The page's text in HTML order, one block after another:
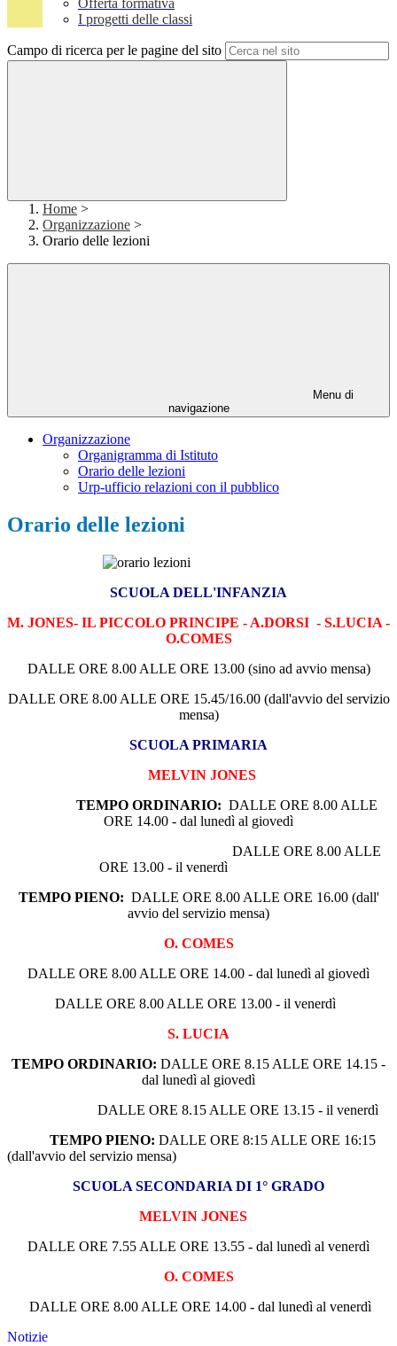
Offerta formativa
I progetti delle classi
Campo di ricerca per le pagine del sito
Home >
Organizzazione >
Orario delle lezioni
Menu di
navigazione
Organizzazione
Organigramma di Istituto
Orario delle lezioni
Urp-ufficio relazioni con il pubblico
Orario delle lezioni
SCUOLA DELL'INFANZIA
M. JONES- IL PICCOLO PRINCIPE - A.DORSI - S.LUCIA -
O.COMES
DALLE ORE 8.00 ALLE ORE 13.00 (sino ad avvio mensa)
DALLE ORE 8.00 ALLE ORE 15.45/16.00 (dall'avvio del servizio
mensa)
SCUOLA PRIMARIA
MELVIN JONES
TEMPO ORDINARIO: DALLE ORE 8.00 ALLE
ORE 14.00 - dal lunedì al giovedì
DALLE ORE 8.00 ALLE
ORE 13.00 - il venerdì
TEMPO PIENO: DALLE ORE 8.00 ALLE ORE 16.00 (dall'
avvio del servizio mensa)
O. COMES
DALLE ORE 8.00 ALLE ORE 14.00 - dal lunedì al giovedì
DALLE ORE 8.00 ALLE ORE 13.00 - il venerdì
S. LUCIA
TEMPO ORDINARIO: DALLE ORE 8.15 ALLE ORE 14.15 -
dal lunedì al giovedì
DALLE ORE 8.15 ALLE ORE 13.15 - il venerdì
TEMPO PIENO: DALLE ORE 8:15 ALLE ORE 16:15
(dall'avvio del servizio mensa)
SCUOLA SECONDARIA DI 1° GRADO
MELVIN JONES
DALLE ORE 7.55 ALLE ORE 13.55 - dal lunedì al venerdì
O. COMES
DALLE ORE 8.00 ALLE ORE 14.00 - dal lunedì al venerdì
Notizie